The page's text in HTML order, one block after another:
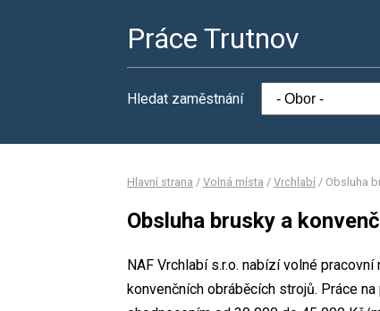
Práce Trutnov
Hledat zaměstnání
Hlavní strana / Volná místa / Vrchlabí / Obsluha
Obsluha brusky a
NAF Vrchlabí s.r.o. nabízí volné
konvenčních obráběcích strojů. Práce